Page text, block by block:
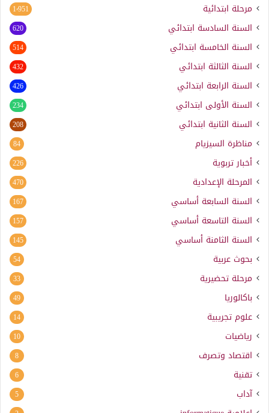
مرحلة ابتدائية 1٬951
السنة السادسة ابتدائي 620
السنة الخامسة ابتدائي 514
السنة الثالثة ابتدائي 432
السنة الرابعة ابتدائي 426
السنة الأولى ابتدائي 234
السنة الثانية ابتدائي 208
مناظرة السيزيام 84
أخبار تربوية 226
المرحلة الإعدادية 470
السنة السابعة أساسي 167
السنة التاسعة أساسي 157
السنة الثامنة أساسي 145
بحوث عربية 54
مرحلة تحضيرية 33
باكالوريا 49
علوم تجريبية 14
رياضيات 10
اقتصاد وتصرف 8
تقنية 6
آداب 5